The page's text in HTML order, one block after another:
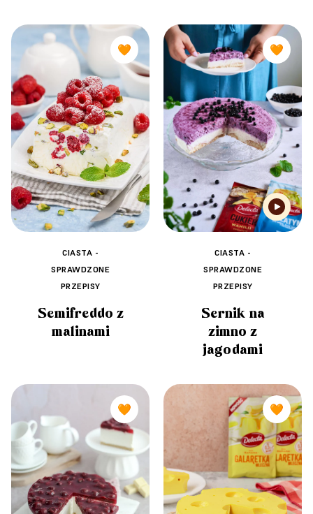
🧡
CIASTA -
SPRAWDZONE
PRZEPISY
Semifreddo z
malinami
🧡
CIASTA -
SPRAWDZONE
PRZEPISY
Sernik na
zimno z
jagodami
🧡 🧡